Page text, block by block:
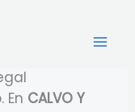
En CALVO Y